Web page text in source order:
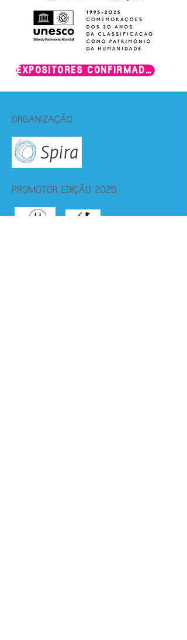
EXPOSITORES CONFIRMADOS
ORGANIZAÇÃO
PROMOTOR EDIÇÃO 2025